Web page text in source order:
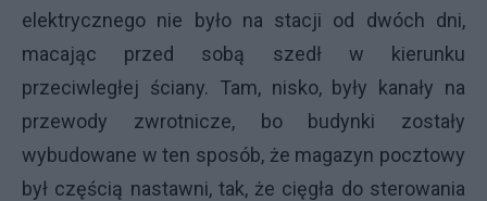
elektrycznego nie było na stacji od dwóch dni,
macając przed sobą szedł w kierunku
przeciwległej ściany. Tam, nisko, były kanały na
przewody zwrotnicze, bo budynki zostały
wybudowane w ten sposób, że magazyn pocztowy
był częścią nastawni, tak, że cięgła do sterowania